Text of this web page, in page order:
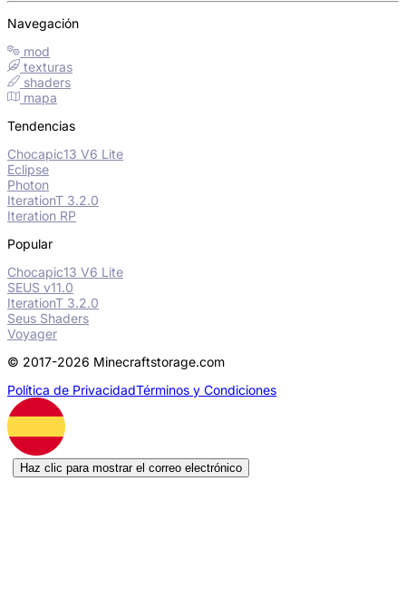
Navegación
mod
texturas
shaders
mapa
Tendencias
Chocapic13 V6 Lite
Eclipse
Photon
IterationT 3.2.0
Iteration RP
Popular
Chocapic13 V6 Lite
SEUS v11.0
IterationT 3.2.0
Seus Shaders
Voyager
© 2017-2026 Minecraftstorage.com
Política de PrivacidadTérminos y Condiciones
Haz clic para mostrar el correo electrónico